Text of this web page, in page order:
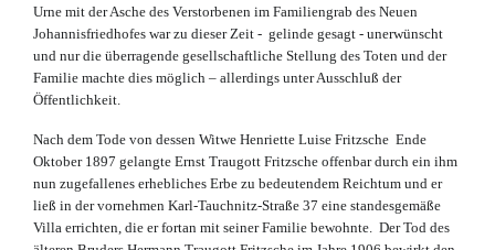
Urne mit der Asche des Verstorbenen im Familiengrab des Neuen
Johannisfriedhofes war zu dieser Zeit - gelinde gesagt - unerwünscht
und nur die überragende gesellschaftliche Stellung des Toten und der
Familie machte dies möglich – allerdings unter Ausschluß der
Öffentlichkeit.
Nach dem Tode von dessen Witwe Henriette Luise Fritzsche Ende
Oktober 1897 gelangte Ernst Traugott Fritzsche offenbar durch ein ihm
nun zugefallenes erhebliches Erbe zu bedeutendem Reichtum und er
ließ in der vornehmen Karl-Tauchnitz-Straße 37 eine standesgemäße
Villa errichten, die er fortan mit seiner Familie bewohnte. Der Tod des